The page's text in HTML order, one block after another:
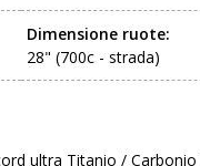
Dimensione ruote:
28" (700c - strada)
ultra Titanio /